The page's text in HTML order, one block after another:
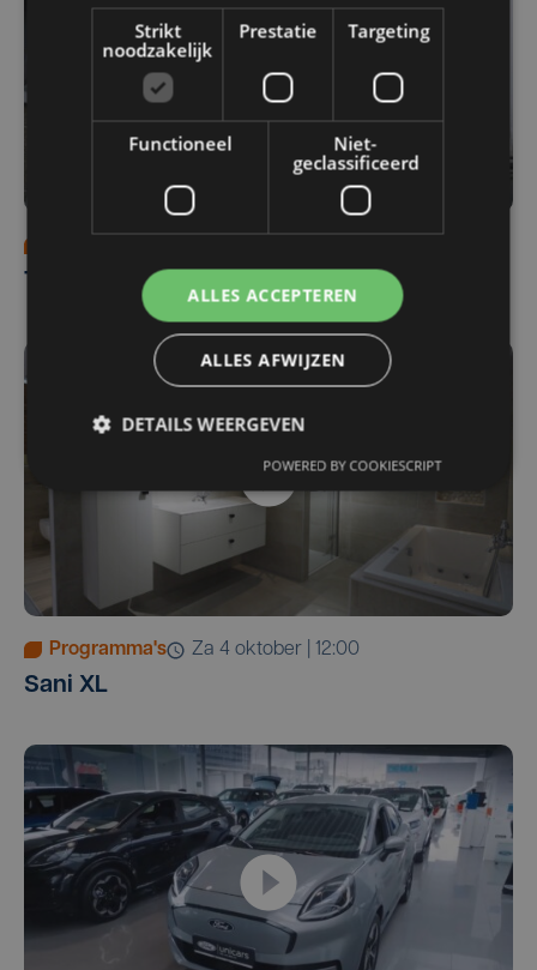
T'Jonck Rudy - Alu-products
Programma's za 4 oktober | 12:00
Sani XL
Strikt
noodzakelijk
Prestatie Targeting
Functioneel
Niet-
geclassificeerd
ALLES ACCEPTEREN
ALLES AFWIJZEN
DETAILS WEERGEVEN
POWERED BY COOKIESCRIPT